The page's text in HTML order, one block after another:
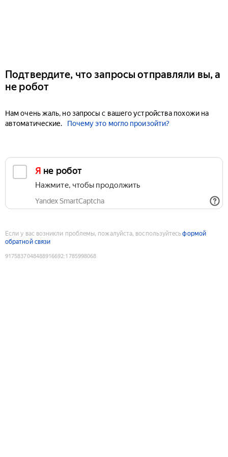
Подтвердите, что запросы отправляли вы, а
не робот
Нам очень жаль, но запросы с вашего устройства похожи на
автоматические.
Почему это могло произойти?
Я не робот
Нажмите, чтобы продолжить
Yandex SmartCaptcha
Если у вас возникли проблемы, пожалуйста, воспользуйтесьформой
обратной связи
9175837048488916692:1785998068